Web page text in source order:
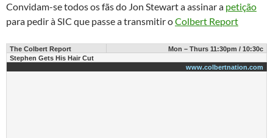
Convidam-se todos os fãs do Jon Stewart a assinar a petição
para pedir à SIC que passe a transmitir oColbert Report
The Colbert Report
Mon – Thurs 11:30pm / 10:30c
Stephen Gets His Hair Cut
www.colbertnation.com